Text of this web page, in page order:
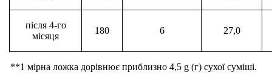
після 4-го
місяця
180 6 27,0
**1 мірна ложка дорівнює приблизно 4,5 g (г) сухої суміші.